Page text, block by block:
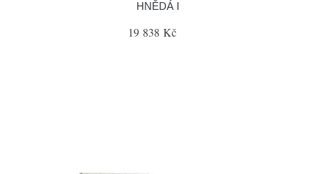
HNĚDÁ I
19 838 Kč